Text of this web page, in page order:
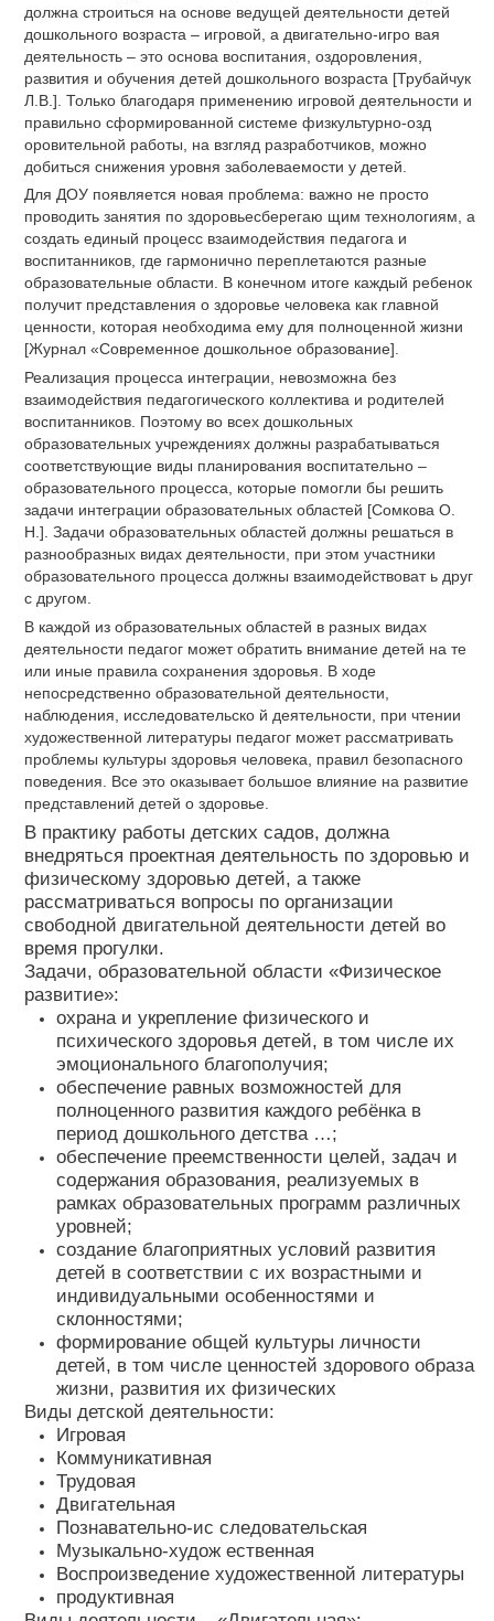
должна строиться на основе ведущей деятельности детей
дошкольного возраста – игровой, а двигательно-игро вая
деятельность – это основа воспитания, оздоровления,
развития и обучения детей дошкольного возраста [Трубайчук
Л.В.]. Только благодаря применению игровой деятельности и
правильно сформированной системе физкультурно-озд
оровительной работы, на взгляд разработчиков, можно
добиться снижения уровня заболеваемости у детей.
Для ДОУ появляется новая проблема: важно не просто
проводить занятия по здоровьесберегаю щим технологиям, а
создать единый процесс взаимодействия педагога и
воспитанников, где гармонично переплетаются разные
образовательные области. В конечном итоге каждый ребенок
получит представления о здоровье человека как главной
ценности, которая необходима ему для полноценной жизни
[Журнал «Современное дошкольное образование].
Реализация процесса интеграции, невозможна без
взаимодействия педагогического коллектива и родителей
воспитанников. Поэтому во всех дошкольных
образовательных учреждениях должны разрабатываться
соответствующие виды планирования воспитательно –
образовательного процесса, которые помогли бы решить
задачи интеграции образовательных областей [Сомкова О.
Н.]. Задачи образовательных областей должны решаться в
разнообразных видах деятельности, при этом участники
образовательного процесса должны взаимодействоват ь друг
с другом.
В каждой из образовательных областей в разных видах
деятельности педагог может обратить внимание детей на те
или иные правила сохранения здоровья. В ходе
непосредственно образовательной деятельности,
наблюдения, исследовательско й деятельности, при чтении
художественной литературы педагог может рассматривать
проблемы культуры здоровья человека, правил безопасного
поведения. Все это оказывает большое влияние на развитие
представлений детей о здоровье.
В практику работы детских садов, должна
внедряться проектная деятельность по здоровью и
физическому здоровью детей, а также
рассматриваться вопросы по организации
свободной двигательной деятельности детей во
время прогулки.
Задачи, образовательной области «Физическое
развитие»:
охрана и укрепление физического и
психического здоровья детей, в том числе их
эмоционального благополучия;
обеспечение равных возможностей для
полноценного развития каждого ребёнка в
период дошкольного детства …;
​ обеспечение преемственности целей, задач и
содержания образования, реализуемых в
рамках образовательных программ различных
уровней;
создание благоприятных условий развития
детей в соответствии с их возрастными и
индивидуальными особенностями и
склонностями;
​ формирование общей культуры личности
детей, в том числе ценностей здорового образа
жизни, развития их физических
Виды детской деятельности:
Игровая
Коммуникативная
​ Трудовая
​ Двигательная
​ Познавательно-ис следовательская
Музыкально-худож ественная
​ Воспроизведение художественной литературы
продуктивная